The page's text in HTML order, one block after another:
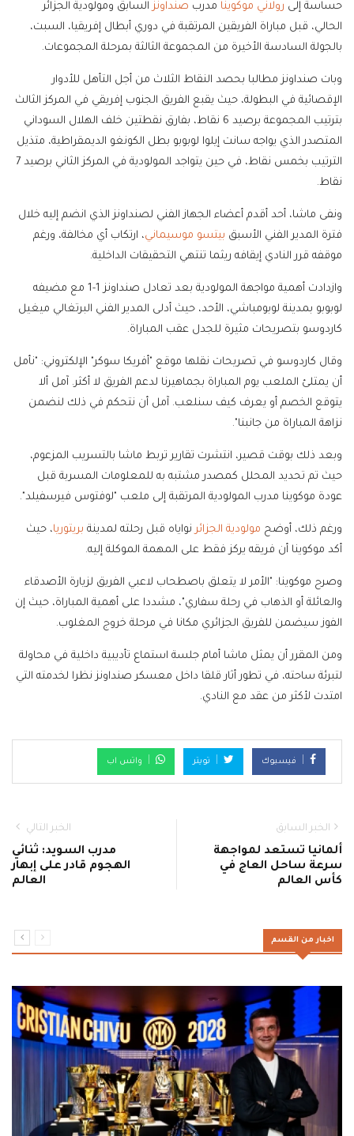
حساسة إلى رولاني موكوينا مدرب صنداونز السابق ومولودية الجزائر
الحالي، قبل مباراة الفريقين المرتقبة في دوري أبطال إفريقيا، السبت،
بالجولة السادسة الأخيرة من المجموعة الثالثة بمرحلة المجموعات.
وبات صنداونز مطالبا بحصد النقاط الثلاث من أجل التأهل للأدوار
الإقصائية في البطولة، حيث يقبع الفريق الجنوب إفريقي في المركز الثالث
بترتيب المجموعة برصيد 6 نقاط، بفارق نقطتين خلف الهلال السوداني
المتصدر الذي يواجه سانت إيلوا لوبوبو بطل الكونغو الديمقراطية، متذيل
الترتيب بخمس نقاط، في حين يتواجد المولودية في المركز الثاني برصيد 7
نقاط.
ونفى ماشا، أحد أقدم أعضاء الجهاز الفني لصنداونز الذي انضم إليه خلال
فترة المدير الفني الأسبق بيتسو موسيماني، ارتكاب أي مخالفة، ورغم
موقفه قرر النادي إيقافه ريثما تنتهي التحقيقات الداخلية.
وازدادت أهمية مواجهة المولودية بعد تعادل صنداونز 1-1 مع مضيفه
لوبوبو بمدينة لوبومباشي، الأحد، حيث أدلى المدير الفني البرتغالي ميغيل
كاردوسو بتصريحات مثيرة للجدل عقب المباراة.
وقال كاردوسو في تصريحات نقلها موقع "أفريكا سوكر" الإلكتروني: "نأمل
أن يمتلئ الملعب يوم المباراة بجماهيرنا لدعم الفريق لا أكثر. آمل ألا
يتوقع الخصم أو يعرف كيف سنلعب. آمل أن نتحكم في ذلك لنضمن
نزاهة المباراة من جانبنا".
وبعد ذلك بوقت قصير، انتشرت تقارير تربط ماشا بالتسريب المزعوم،
حيث تم تحديد المحلل كمصدر مشتبه به للمعلومات المسربة قبل
عودة موكوينا مدرب المولودية المرتقبة إلى ملعب "لوفتوس فيرسفيلد".
ورغم ذلك، أوضح مولودية الجزائر نواياه قبل رحلته لمدينة بريتوريا، حيث
أكد موكوينا أن فريقه يركز فقط على المهمة الموكلة إليه.
وصرح موكوينا: "الأمر لا يتعلق باصطحاب لاعبي الفريق لزيارة الأصدقاء
والعائلة أو الذهاب في رحلة سفاري"، مشددا على أهمية المباراة، حيث إن
الفوز سيضمن للفريق الجزائري مكانا في مرحلة خروج المغلوب.
ومن المقرر أن يمثل ماشا أمام جلسة استماع تأديبية داخلية في محاولة
لتبرئة ساحته، في تطور أثار قلقا داخل معسكر صنداونز نظرا لخدمته التي
امتدت لأكثر من عقد مع النادي.
فيسبوك تويتر واتس اب
الخبر السابق
ألمانيا تستعد لمواجهة
سرعة ساحل العاج في
كأس العالم
الخبر التالي
مدرب السويد: ثنائي
الهجوم قادر على إبهار
العالم
اخبار من القسم